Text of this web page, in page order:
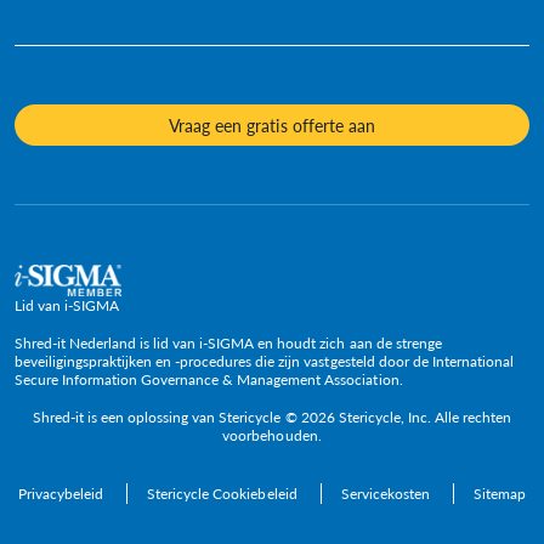
Informatiefiches
Onze cultuur
Beleid en positiesVraag een gratis offerte aan
Lid van i-SIGMA
Shred-it Nederland is lid van i-SIGMA en houdt zich aan de strenge
beveiligingspraktijken en -procedures die zijn vastgesteld door de International
Secure Information Governance & Management Association.
Shred-it is een oplossing van Stericycle © 2026 Stericycle, Inc. Alle rechten
voorbehouden.
Privacybeleid Stericycle Cookiebeleid Servicekosten Sitemap